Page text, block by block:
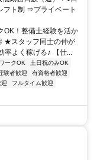
フト制 ⇒プライベート
OK！整備士経験を活か
★スタッフ同士の仲が
率よく稼げる♪ 【仕...
ークOK
土日祝のみOK
験者歓迎
有資格者歓迎
フルタイム歓迎